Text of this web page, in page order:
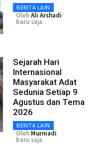
BERITA LAIN
OlehAli Arshadi
baru saja
Sejarah Hari
Internasional
Masyarakat Adat
Sedunia Setiap 9
Agustus dan Tema
2026
BERITA LAIN
Oleh Murniadi
baru saja